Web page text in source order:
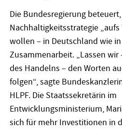
Die Bundesregierung
Nachhaltigkeitsstrategie
wollen – in Deutschland wie
Zusammenarbeit. „Lassen wir
des Handelns – den Worten
folgen“, sagte
HLPF. Die Staatssekretärin im
Entwicklungsministerium,
sich für mehr Investitionen in